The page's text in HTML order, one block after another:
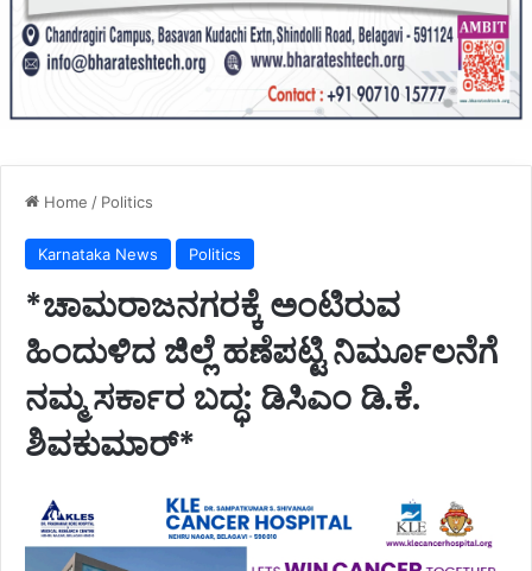
Home / Politics
Karnataka News Politics
*ಚಾಮರಾಜನಗರಕ್ಕೆ ಅಂಟಿರುವ
ಹಿಂದುಳಿದ ಜಿಲ್ಲೆ ಹಣೆಪಟ್ಟಿ ನಿರ್ಮೂಲನೆಗೆ
ನಮ್ಮ ಸರ್ಕಾರ ಬದ್ಧ: ಡಿಸಿಎಂ ಡಿ.ಕೆ.
ಶಿವಕುಮಾರ್*